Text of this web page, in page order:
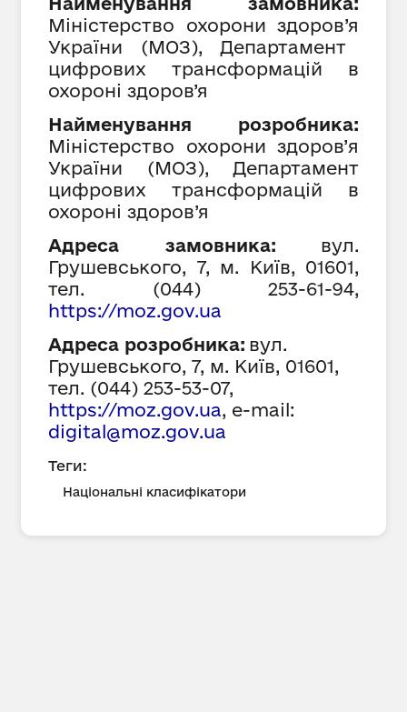
Міністерство охорони здоров’я
України (МОЗ), Департамент
цифрових трансформацій в
охороні здоров’я
Найменування розробника:
Міністерство охорони здоров’я
України (МОЗ), Департамент
цифрових трансформацій в
охороні здоров’я
Адреса замовника:
вул.
Грушевського, 7, м. Київ, 01601,
тел. (044) 253-61-94,
https://moz.gov.ua
Адреса розробника: вул.
Грушевського, 7, м. Київ, 01601,
тел. (044) 253-53-07,
https://moz.gov.ua, e-mail:
digital@moz.gov.ua
Теги:
Національні класифікатори